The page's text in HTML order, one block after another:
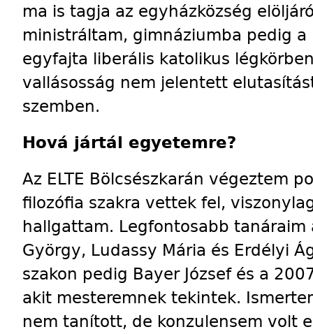
ma is tagja az egyházközség
ministráltam, gimnáziumba pedig
egyfajta liberális katolikus
vallásosság nem jelentett
szemben.
Hová jártál egyetemre?
Az ELTE Bölcsészkarán végeztem
filozófia szakra vettek fel,
hallgattam. Legfontosabb tanáraim
György, Ludassy Mária és Erdélyi
szakon pedig Bayer József és a
akit mesteremnek tekintek.
nem tanított, de konzulensem volt